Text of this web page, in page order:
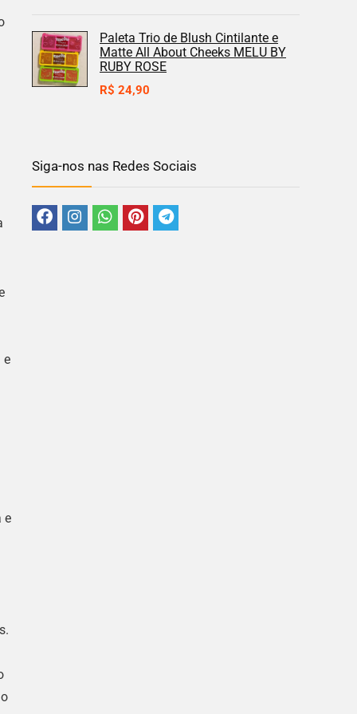
e
e
Paleta Trio de Blush Cintilante e
Matte All About Cheeks MELU BY
RUBY ROSE
R$ 24,90
Siga-nos nas Redes Sociais